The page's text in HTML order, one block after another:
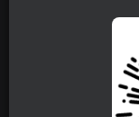
是一个多平
等多协议、多来